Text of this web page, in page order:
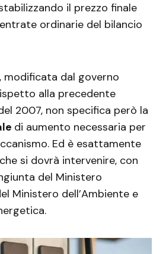
il prezzo finale
ordinarie del bilancio
modificata dal governo
alla precedente
2007, non specifica però la
di aumento necessaria per
Ed è esattamente
si dovrà intervenire, con
del Ministero
Ministero dell’Ambiente e